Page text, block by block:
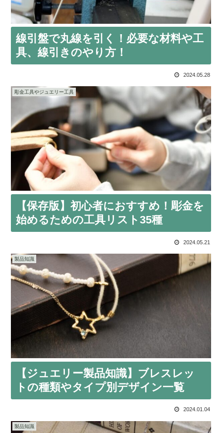
線引盤で丸線を引く！必要な材料や工
具、線引きのやり方！
2024.05.28
彫金工具やジュエリー工具
【保存版】初心者におすすめ！彫金を
始めるための工具リスト35種
2024.05.21
製品知識
【ジュエリー製品知識】ブレスレッ
トの種類やタイプ別デザイン一覧
2024.01.04
製品知識